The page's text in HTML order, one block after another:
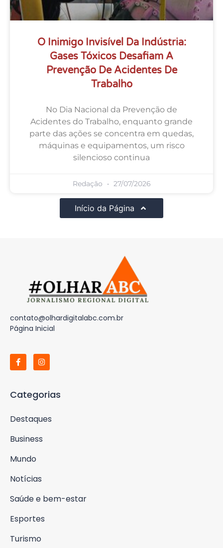
O Inimigo Invisível Da Indústria:
Gases Tóxicos Desafiam A
Prevenção De Acidentes De
Trabalho
No Dia Nacional da Prevenção de
Acidentes do Trabalho, enquanto grande
parte das ações se concentra em quedas,
máquinas e equipamentos, um risco
silencioso continua
Redação 27/07/2026
Início da Página
contato@olhardigitalabc.com.br
Página Inicial
Categorias
Destaques
Business
Mundo
Notícias
Saúde e bem-estar
Esportes
Turismo